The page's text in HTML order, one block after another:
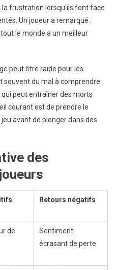
la frustration lorsqu’ils font face
Un joueur a remarqué :
tout le monde a un meilleur
peut être raide pour les
souvent du mal à comprendre
peut entraîner des morts
courant est de prendre le
avant de plonger dans des
des
Retours négatifs
de
Sentiment
écrasant de perte